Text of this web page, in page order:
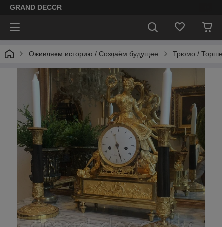
GRAND DECOR
Оживляем историю / Cоздаём будущее Трюмо /